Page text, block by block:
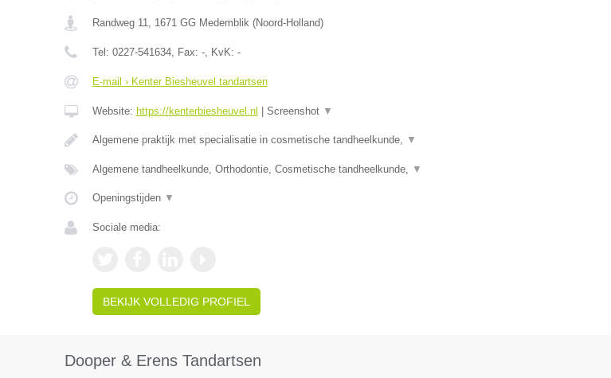
Randweg 11, 1671 GG Medemblik(Noord-Holland)
Tel: 0227-541634, Fax: -, KvK: -
E-mail › Kenter Biesheuvel tandartsen
Website: https://kenterbiesheuvel.nl Screenshot ▼
Algemene praktijk met specialisatie in cosmetische tandheelkunde, ▼
Algemene tandheelkunde, Orthodontie, Cosmetische tandheelkunde, ▼
Openingstijden ▼
Sociale media:
BEKIJK VOLLEDIG PROFIEL
Dooper & Erens Tandartsen